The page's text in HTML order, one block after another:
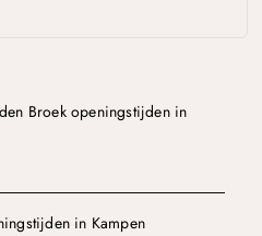
Broek openingstijden in
in Kampen